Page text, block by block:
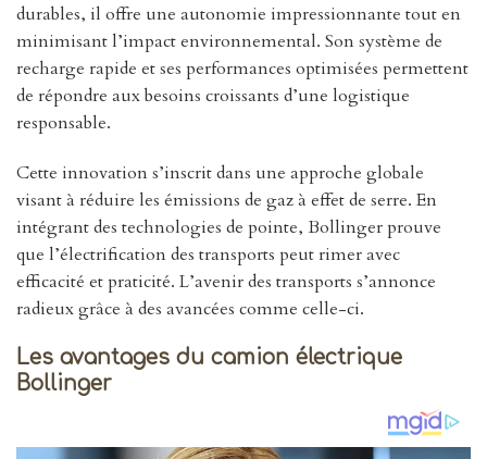
durables, il offre une autonomie impressionnante tout en
minimisant l’impact environnemental. Son système de
recharge rapide et ses performances optimisées permettent
de répondre aux besoins croissants d’une logistique
responsable.
Cette innovation s’inscrit dans une approche globale
visant à réduire les émissions de gaz à effet de serre. En
intégrant des technologies de pointe, Bollinger prouve
que l’électrification des transports peut rimer avec
efficacité et praticité. L’avenir des transports s’annonce
radieux grâce à des avancées comme celle-ci.
Les avantages du camion électrique
Bollinger